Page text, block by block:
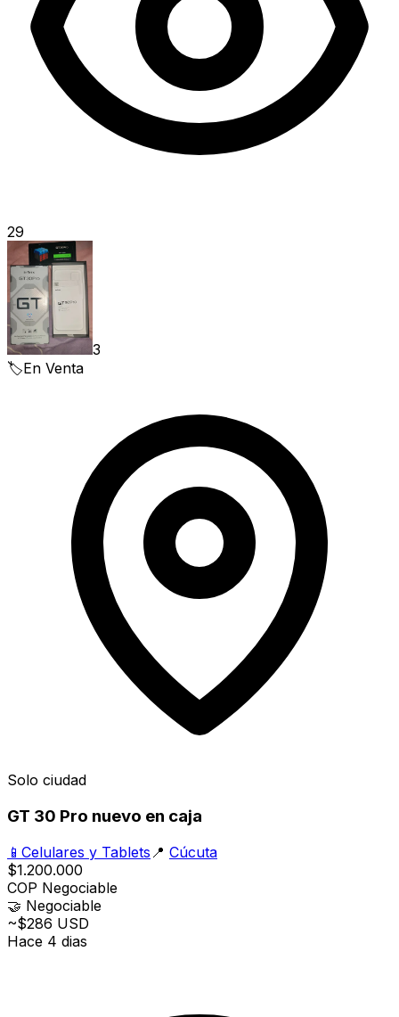
29
3
🏷️En Venta
Solo ciudad
GT 30 Pro nuevo en caja
📱 Celulares y Tablets 📍 Cúcuta
$1.200.000
COP Negociable
🤝 Negociable
~$286 USD
Hace 4 dias